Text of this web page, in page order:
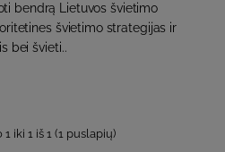
bendrą Lietuvos švietimo
švietimo strategijas ir
bei švieti..
iki 1 iš 1 (1 puslapių)